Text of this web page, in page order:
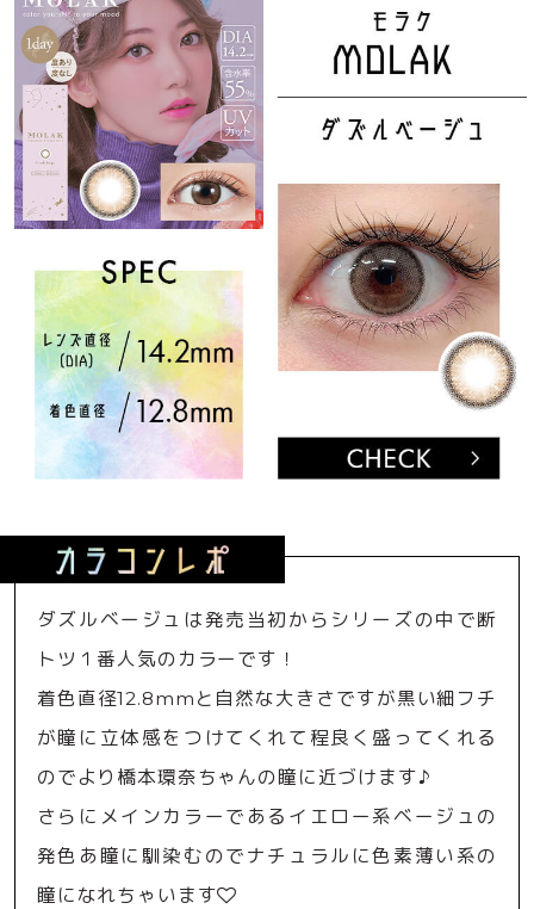
ダズルベージュは発売当初からシリーズの中で断
トツ１番人気のカラーです！
着色直径12.8mmと自然な大きさですが黒い細フチ
が瞳に立体感をつけてくれて程良く盛ってくれる
のでより橋本環奈ちゃんの瞳に近づけます♪
さらにメインカラーであるイエロー系ベージュの
発色あ瞳に馴染むのでナチュラルに色素薄い系の
瞳になれちゃいます